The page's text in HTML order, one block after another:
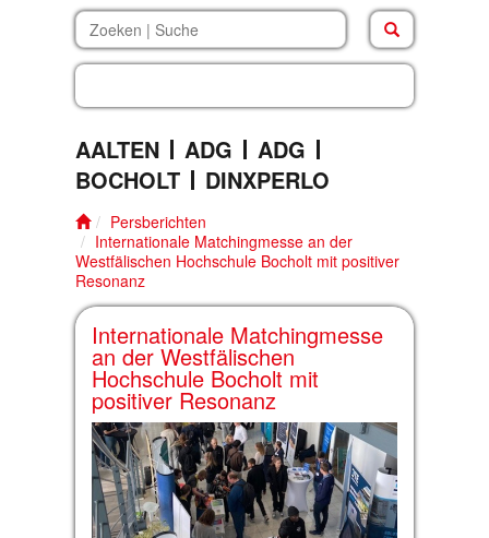
AALTEN ADG
ADG
BOCHOLT
DINXPERLO
Persberichten
Internationale Matchingmesse an der
Westfälischen Hochschule Bocholt mit positiver
Resonanz
Internationale Matchingmesse
an der Westfälischen
Hochschule Bocholt mit
positiver Resonanz